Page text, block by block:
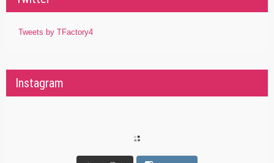
Tweets by TFactory4
Instagram